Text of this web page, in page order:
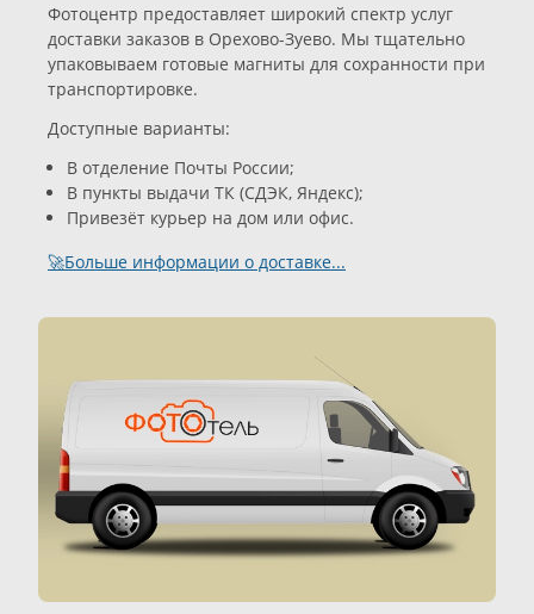
Фотоцентр предоставляет широкий спектр услуг
доставки заказов в Орехово-Зуево. Мы тщательно
упаковываем готовые магниты для сохранности при
транспортировке.
Доступные варианты:
В отделение Почты России;
В пункты выдачи ТК (СДЭК, Яндекс);
Привезёт курьер на дом или офис.
🚀Больше информации о доставке...